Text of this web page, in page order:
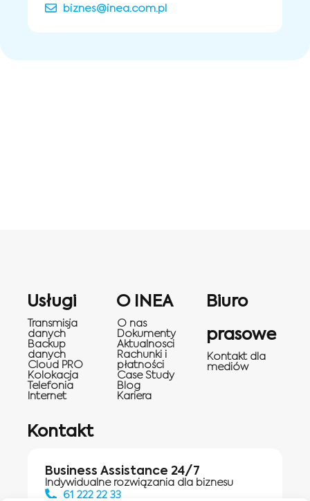
biznes@inea.com.pl
Usługi
Transmisja
danych
Backup
danych
Cloud PRO
Kolokacja
Telefonia
Internet
O INEA
O nas
Dokumenty
Aktualnosci
Rachunki i
płatności
Case Study
Blog
Kariera
Biuro
prasowe
Kontakt dla
mediów
Kontakt
Business Assistance 24/7
Indywidualne rozwiązania dla biznesu
61 222 22 33